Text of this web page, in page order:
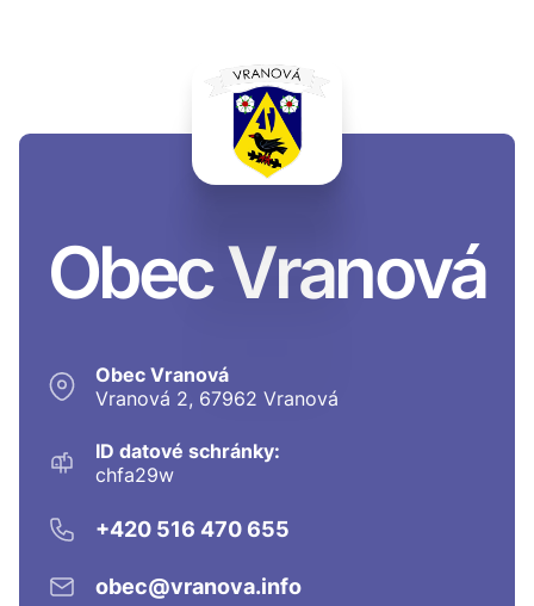
Obec Vranová
Obec Vranová
Vranová 2, 67962 Vranová
ID datové schránky:
chfa29w
+420 516 470 655
obec@vranova.info